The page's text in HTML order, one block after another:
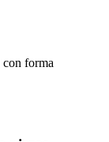
con forma